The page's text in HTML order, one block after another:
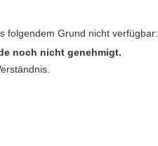
folgendem Grund nicht verfügbar:
noch nicht genehmigt.